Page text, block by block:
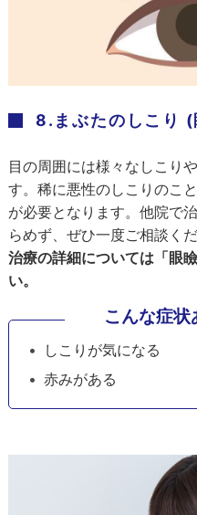
8.まぶたのしこり (
目の周囲には様々なしこり
す。稀に悪性のしこりのこ
が必要となります。他院で
らめず、ぜひ一度ご相談くだ
治療の詳細については「眼
い。
こんな症
しこりが気になる
赤みがある